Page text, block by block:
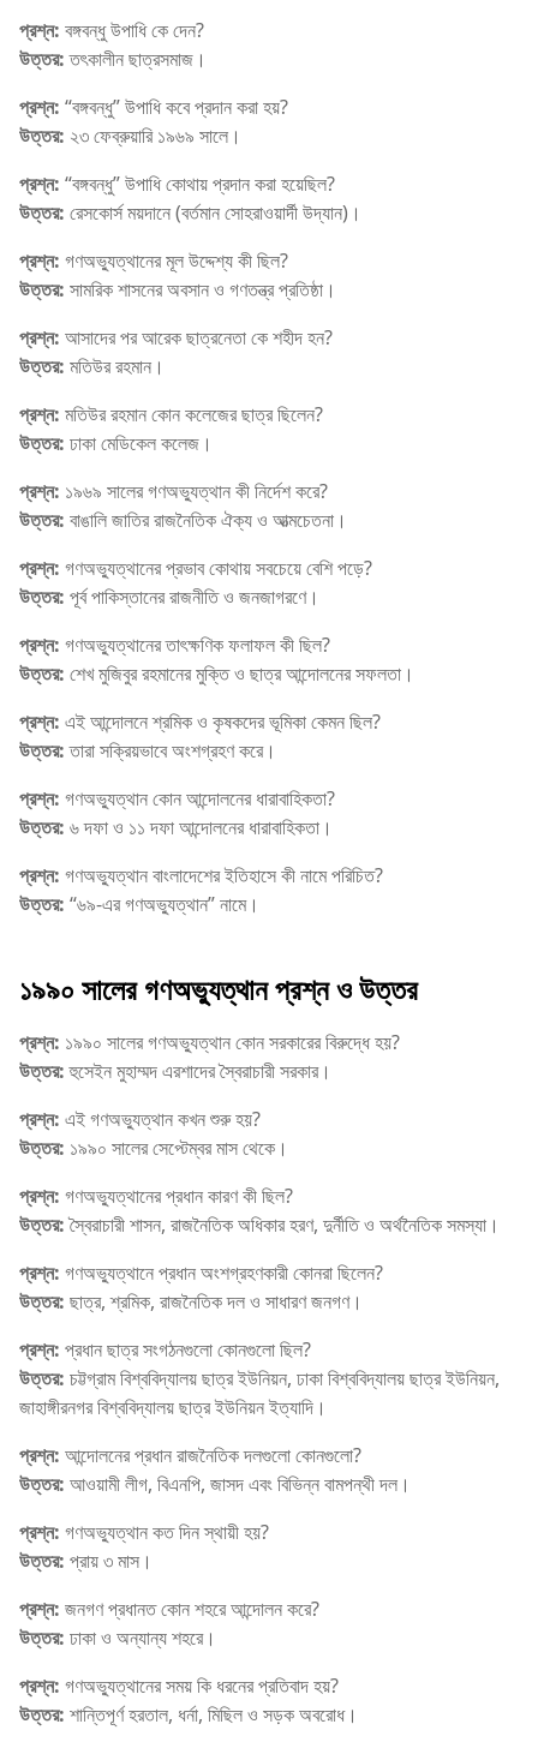
প্রশ্ন: বঙ্গবন্ধু উপাধি কে দেন?
উত্তর:তৎকালীন ছাত্রসমাজ।
প্রশ্ন: “বঙ্গবন্ধু” উপাধি কবে প্রদান করা হয়?
উত্তর: ২৩ ফেব্রুয়ারি ১৯৬৯ সালে।
প্রশ্ন: “বঙ্গবন্ধু” উপাধি কোথায় প্রদান করা হয়েছিল?
উত্তর: রেসকোর্স ময়দানে (বর্তমান সোহরাওয়ার্দী উদ্যান)।
প্রশ্ন: গণঅভ্যুত্থানের মূল উদ্দেশ্য কী ছিল?
উত্তর: সামরিক শাসনের অবসান ও গণতন্ত্র প্রতিষ্ঠা।
প্রশ্ন: আসাদের পর আরেক ছাত্রনেতা কে শহীদ হন?
উত্তর: মতিউর রহমান।
প্রশ্ন: মতিউর রহমান কোন কলেজের ছাত্র ছিলেন?
উত্তর: ঢাকা মেডিকেল কলেজ।
প্রশ্ন: ১৯৬৯ সালের গণঅভ্যুত্থান কী নির্দেশ করে?
উত্তর: বাঙালি জাতির রাজনৈতিক ঐক্য ও আত্মচেতনা।
প্রশ্ন: গণঅভ্যুত্থানের প্রভাব কোথায় সবচেয়ে বেশি পড়ে?
উত্তর: পূর্ব পাকিস্তানের রাজনীতি ও জনজাগরণে।
প্রশ্ন: গণঅভ্যুত্থানের তাৎক্ষণিক ফলাফল কী ছিল?
উত্তর: শেখ মুজিবুর রহমানের মুক্তি ও ছাত্র আন্দোলনের সফলতা।
প্রশ্ন: এই আন্দোলনে শ্রমিক ও কৃষকদের ভূমিকা কেমন ছিল?
উত্তর:তারা সক্রিয়ভাবে অংশগ্রহণ করে।
প্রশ্ন: গণঅভ্যুত্থান কোন আন্দোলনের ধারাবাহিকতা?
উত্তর: ৬ দফা ও ১১ দফা আন্দোলনের ধারাবাহিকতা।
প্রশ্ন: গণঅভ্যুত্থান বাংলাদেশের ইতিহাসে কী নামে পরিচিত?
উত্তর: “৬৯-এর গণঅভ্যুত্থান” নামে।
১৯৯০ সালের গণঅভ্যুত্থান প্রশ্ন ও উত্তর
প্রশ্ন: ১৯৯০ সালের গণঅভ্যুত্থান কোন সরকারের বিরুদ্ধে হয়?
উত্তর:হুসেইন মুহাম্মদ এরশাদের স্বৈরাচারী সরকার।
প্রশ্ন: এই গণঅভ্যুত্থান কখন শুরু হয়?
উত্তর: ১৯৯০ সালের সেপ্টেম্বর মাস থেকে।
প্রশ্ন: গণঅভ্যুত্থানের প্রধান কারণ কী ছিল?
উত্তর:স্বৈরাচারী শাসন, রাজনৈতিক অধিকার হরণ, দুর্নীতি ও অর্থনৈতিক সমস্যা।
প্রশ্ন: গণঅভ্যুত্থানে প্রধান অংশগ্রহণকারী কোনরা ছিলেন?
উত্তর: ছাত্র, শ্রমিক, রাজনৈতিক দল ও সাধারণ জনগণ।
প্রশ্ন: প্রধান ছাত্র সংগঠনগুলো কোনগুলো ছিল?
উত্তর: চট্টগ্রাম বিশ্ববিদ্যালয় ছাত্র ইউনিয়ন, ঢাকা বিশ্ববিদ্যালয় ছাত্র ইউনিয়ন,
জাহাঙ্গীরনগর বিশ্ববিদ্যালয় ছাত্র ইউনিয়ন ইত্যাদি।
প্রশ্ন: আন্দোলনের প্রধান রাজনৈতিক দলগুলো কোনগুলো?
উত্তর: আওয়ামী লীগ, বিএনপি, জাসদ এবং বিভিন্ন বামপন্থী দল।
প্রশ্ন: গণঅভ্যুত্থান কত দিন স্থায়ী হয়?
উত্তর: প্রায় ৩ মাস।
প্রশ্ন: জনগণ প্রধানত কোন শহরে আন্দোলন করে?
উত্তর: ঢাকা ও অন্যান্য শহরে।
প্রশ্ন: গণঅভ্যুত্থানের সময় কি ধরনের প্রতিবাদ হয়?
উত্তর: শান্তিপূর্ণ হরতাল, ধর্না, মিছিল ও সড়ক অবরোধ।